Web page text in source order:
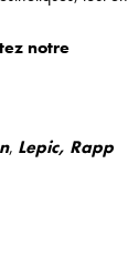
notre
, Lepic, Rapp